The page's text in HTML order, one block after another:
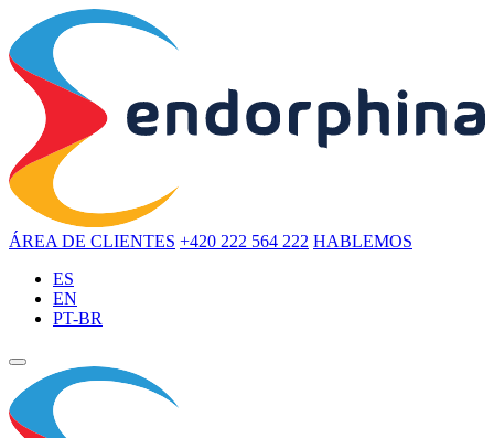
ÁREA DE CLIENTES +420 222 564 222 HABLEMOS
ES
EN
PT-BR